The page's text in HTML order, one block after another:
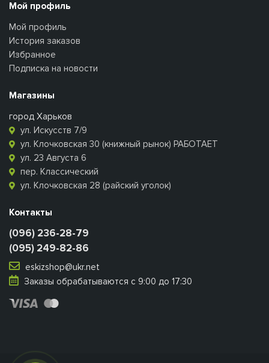
Мой профиль
Мой профиль
История заказов
Избранное
Подписка на новости
Магазины
город Харьков
ул. Искусств 7/9
ул. Клочковская 30 (книжный рынок) РАБОТАЕТ
ул. 23 Августа 6
пер. Классический
ул. Клочковская 28 (райский уголок)
Контакты
(096) 236-28-79
(095) 249-82-86
eskizshop@ukr.net
Заказы обрабатываются с 9:00 до 17:30